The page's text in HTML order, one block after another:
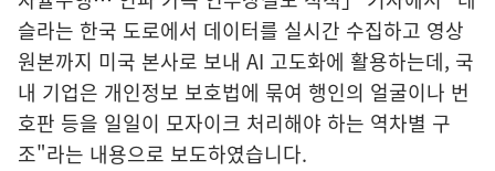
슬라는 한국 도로에서 데이터를 실시간 수집하고 영상
원본까지 미국 본사로 보내 AI 고도화에 활용하는데, 국
내 기업은 개인정보 보호법에 묶여 행인의 얼굴이나 번
호판 등을 일일이 모자이크 처리해야 하는 역차별 구
조"라는 내용으로 보도하였습니다.